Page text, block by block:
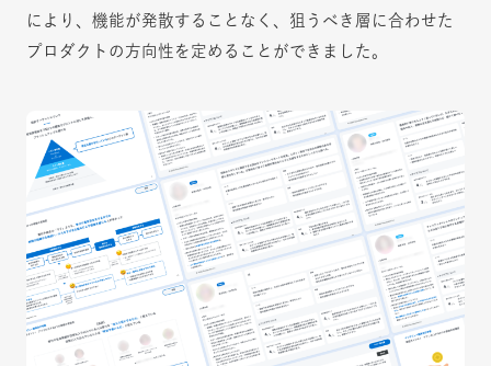
により、機能が発散することなく、狙うべき層に合わせた
プロダクトの方向性を定めることができました。